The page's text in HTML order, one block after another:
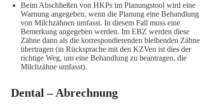
Beim Abschließen von HKPs im Planungstool wird eine
Warnung angegeben, wenn die Planung eine Behandlung
von Milchzähnen umfasst. In diesem Fall muss eine
Bemerkung angegeben werden. Im EBZ werden diese
Zähne dann als die korrespondierenden bleibenden Zähne
übertragen (in Rücksprache mit den KZVen ist dies der
richtige Weg, um eine Behandlung zu beantragen, die
Milchzähne umfasst).
Dental – Abrechnung